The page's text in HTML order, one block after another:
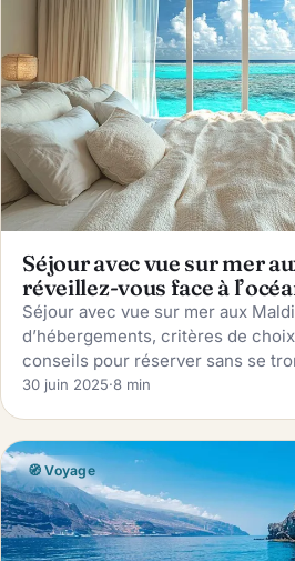
Séjour avec vue sur mer
réveillez-vous face à
Séjour avec vue sur mer aux
d’hébergements, critères de
conseils pour réserver sans se
30 juin 2025·8 min
🧭 Voyage